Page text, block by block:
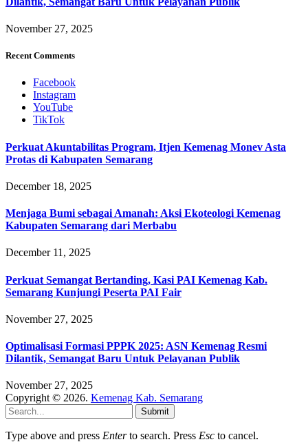
November 27, 2025
Recent Comments
Facebook
Instagram
YouTube
TikTok
Perkuat Akuntabilitas Program, Itjen Kemenag Monev Asta
Protas di Kabupaten Semarang
December 18, 2025
Menjaga Bumi sebagai Amanah: Aksi Ekoteologi Kemenag
Kabupaten Semarang dari Merbabu
December 11, 2025
Perkuat Semangat Bertanding, Kasi PAI Kemenag Kab.
Semarang Kunjungi Peserta PAI Fair
November 27, 2025
Optimalisasi Formasi PPPK 2025: ASN Kemenag Resmi
Dilantik, Semangat Baru Untuk Pelayanan Publik
November 27, 2025
Copyright © 2026. Kemenag Kab. Semarang
Submit
Type above and press Enterto search. Press Esc to cancel.